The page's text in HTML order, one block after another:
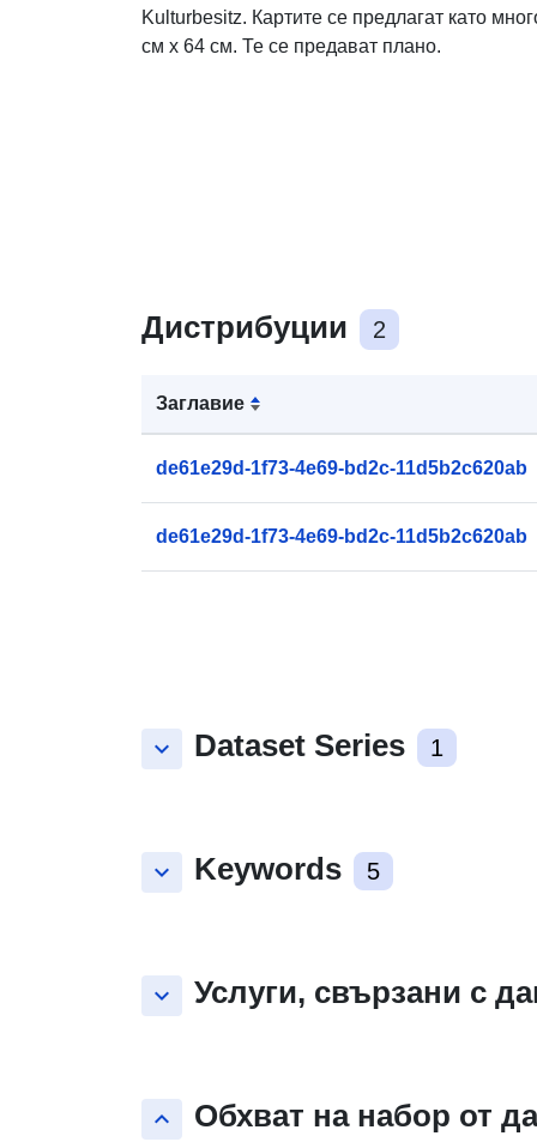
Kulturbesitz. Картите се предлагат като
см х 64 см. Те се предават плано.
Дистрибуции 2
Заглавие
de61e29d-1f73-4e69-bd2c-11d5b2c620ab
de61e29d-1f73-4e69-bd2c-11d5b2c620ab
keyboard_arrow_down Dataset Series 1
keyboard_arrow_down Keywords 5
keyboard_arrow_down Услуги, свързани с
keyboard_arrow_up Обхват на набор от